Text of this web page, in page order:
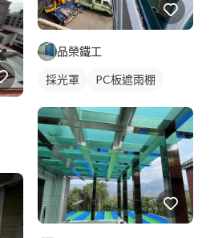
品榮鐵工
採光罩
PC板遮雨棚